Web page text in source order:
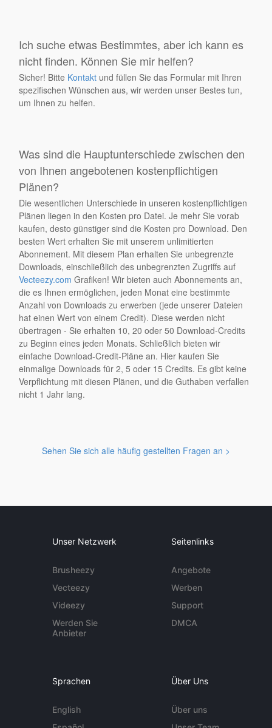
Ich suche etwas Bestimmtes, aber ich kann es
nicht finden. Können Sie mir helfen?
Sicher! Bitte Kontakt und füllen Sie das Formular mit Ihren
spezifischen Wünschen aus, wir werden unser Bestes tun,
um Ihnen zu helfen.
Was sind die Hauptunterschiede zwischen den
von Ihnen angebotenen kostenpflichtigen
Plänen?
Die wesentlichen Unterschiede in unseren kostenpflichtigen
Plänen liegen in den Kosten pro Datei. Je mehr Sie vorab
kaufen, desto günstiger sind die Kosten pro Download. Den
besten Wert erhalten Sie mit unserem unlimitierten
Abonnement. Mit diesem Plan erhalten Sie unbegrenzte
Downloads, einschließlich des unbegrenzten Zugriffs auf
Vecteezy.com Grafiken! Wir bieten auch Abonnements an,
die es Ihnen ermöglichen, jeden Monat eine bestimmte
Anzahl von Downloads zu erwerben (jede unserer Dateien
hat einen Wert von einem Credit). Diese werden nicht
übertragen - Sie erhalten 10, 20 oder 50 Download-Credits
zu Beginn eines jeden Monats. Schließlich bieten wir
einfache Download-Credit-Pläne an. Hier kaufen Sie
einmalige Downloads für 2, 5 oder 15 Credits. Es gibt keine
Verpflichtung mit diesen Plänen, und die Guthaben verfallen
nicht 1 Jahr lang.
Sehen Sie sich alle häufig gestellten Fragen an >
Unser Netzwerk
Brusheezy
Vecteezy
Videezy
Werden Sie
Anbieter
Seitenlinks
Angebote
Werben
Support
DMCA
Sprachen
English
Über Uns
Über uns